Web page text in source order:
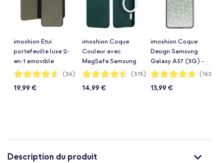
imoshion Étui
portefeuille luxe 2-
en-1 amovible
Samsung Galaxy
Notation:
90%
(26)
19,99 €
imoshion Coque
Couleur avec
MagSafe Samsung
Galaxy A37 (5G) -
Notation:
91%
(315)
14,99 €
imoshion Coque
Design Samsung
Galaxy A37 (5G) -
Smoke Green
Notation:
94%
(1628)
13,99 €
Description du produit